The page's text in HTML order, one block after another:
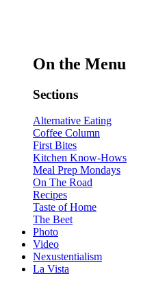
On the Menu
Sections
Alternative Eating
Coffee Column
First Bites
Kitchen Know-Hows
Meal Prep Mondays
On The Road
Recipes
Taste of Home
The Beet
Photo
Video
Nexustentialism
La Vista